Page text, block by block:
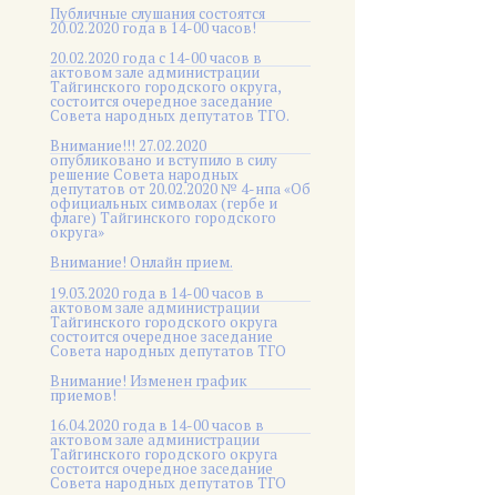
Публичные слушания состоятся
20.02.2020 года в 14-00 часов!
20.02.2020 года с 14-00 часов в
актовом зале администрации
Тайгинского городского округа,
состоится очередное заседание
Совета народных депутатов ТГО.
Внимание!!! 27.02.2020
опубликовано и вступило в силу
решение Совета народных
депутатов от 20.02.2020 № 4-нпа «Об
официальных символах (гербе и
флаге) Тайгинского городского
округа»
Внимание! Онлайн прием.
19.03.2020 года в 14-00 часов в
актовом зале администрации
Тайгинского городского округа
состоится очередное заседание
Совета народных депутатов ТГО
Внимание! Изменен график
приемов!
16.04.2020 года в 14-00 часов в
актовом зале администрации
Тайгинского городского округа
состоится очередное заседание
Совета народных депутатов ТГО